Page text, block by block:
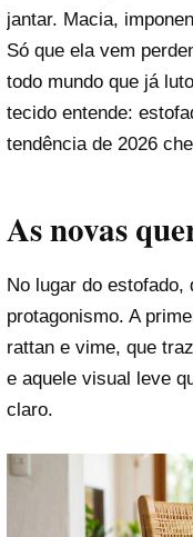
jantar. Macia,
Só que ela vem
todo mundo que já
tecido entende:
tendência de 2026
As novas
No lugar do
protagonismo. A
rattan e vime, que
e aquele visual leve
claro.